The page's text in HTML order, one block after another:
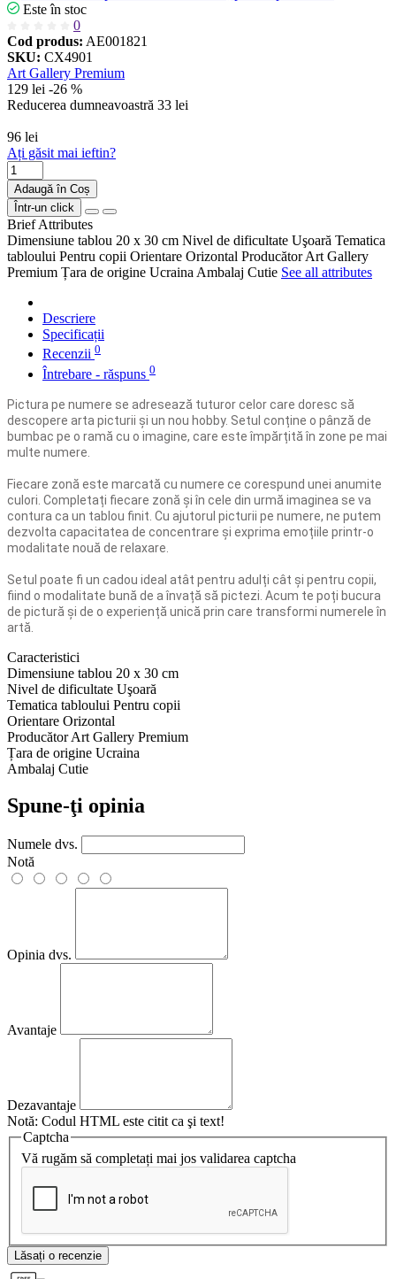
Este în stoc
0
Cod produs: AE001821
SKU: CX4901
Art Gallery Premium
129 lei -26 %
Reducerea dumneavoastră 33 lei
96 lei
Ați găsit mai ieftin?
Adaugă în Coș
Într-un click
Brief Attributes
Dimensiune tablou 20 x 30 cm Nivel de dificultate Uşoară Tematica
tabloului Pentru copii Orientare Orizontal Producător Art Gallery
Premium Țara de origine Ucraina Ambalaj Cutie See all attributes
Descriere
Specificații
Recenzii 0
Întrebare - răspuns 0
Pictura pe numere se adresează tuturor celor care doresc să
descopere arta picturii și un nou hobby. Setul conține o pânză de
bumbac pe o ramă cu o imagine, care este împărțită în zone pe mai
multe numere.
Fiecare zonă este marcată cu numere ce corespund unei anumite
culori. Completați fiecare zonă și în cele din urmă imaginea se va
contura ca un tablou finit. Cu ajutorul picturii pe numere, ne putem
dezvolta capacitatea de concentrare și exprima emoțiile printr-o
modalitate nouă de relaxare.
Setul poate fi un cadou ideal atât pentru adulți cât și pentru copii,
fiind o modalitate bună de a învață să pictezi. Acum te poți bucura
de pictură și de o experiență unică prin care transformi numerele în
artă.
Caracteristici
Dimensiune tablou 20 x 30 cm
Nivel de dificultate Uşoară
Tematica tabloului Pentru copii
Orientare Orizontal
Producător Art Gallery Premium
Țara de origine Ucraina
Ambalaj Cutie
Spune-ţi opinia
Numele dvs.
Notă
Opinia dvs.
Avantaje
Dezavantaje
Notă: Codul HTML este citit ca şi text!
Captcha
Vă rugăm să completați mai jos validarea captcha
Lăsați o recenzie